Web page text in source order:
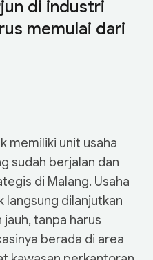
di industri
memulai dari
memiliki unit usaha
sudah berjalan dan
di Malang. Usaha
langsung dilanjutkan
tanpa harus
berada di area